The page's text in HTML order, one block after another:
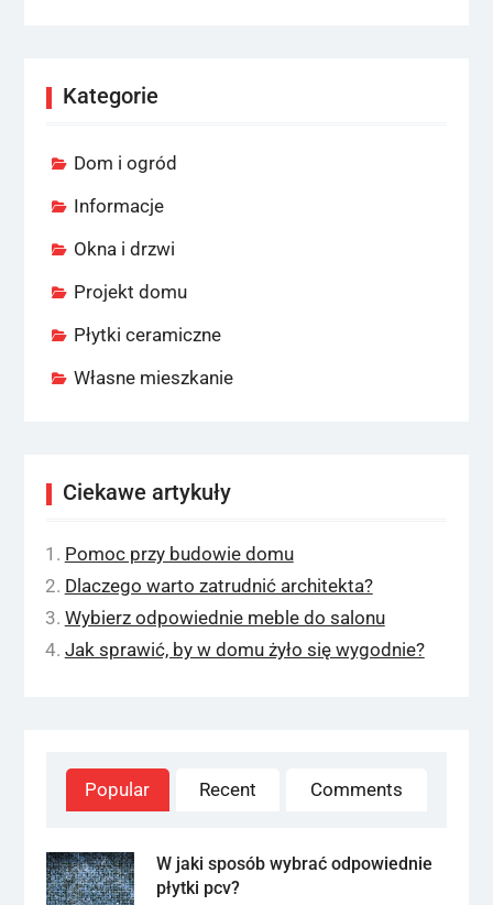
Kategorie
Dom i ogród
Informacje
Okna i drzwi
Projekt domu
Płytki ceramiczne
Własne mieszkanie
Ciekawe artykuły
Pomoc przy budowie domu
Dlaczego warto zatrudnić architekta?
Wybierz odpowiednie meble do salonu
Jak sprawić, by w domu żyło się wygodnie?
Popular Recent Comments
W jaki sposób wybrać odpowiednie
płytki pcv?